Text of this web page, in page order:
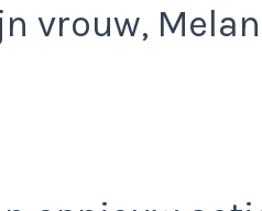
vrouw,